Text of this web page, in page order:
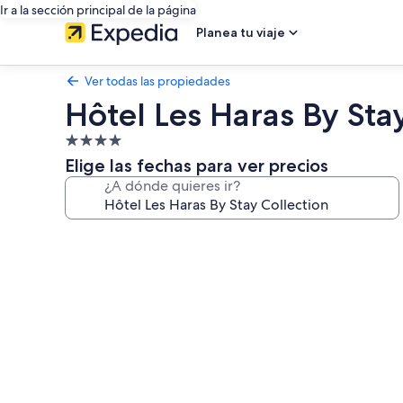
Ir a la sección principal de la página
Planea tu viaje
Ver todas las propiedades
Hôtel Les Haras By
Propiedad
de
4.0
estrellas
Elige las fechas para ver precios
¿A dónde quieres ir?